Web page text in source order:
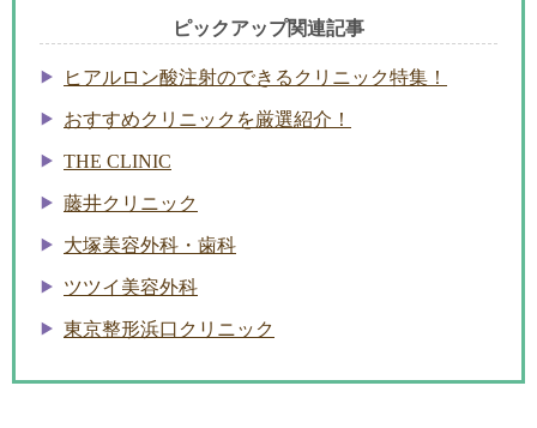
ピックアップ関連記事
ヒアルロン酸注射のできるクリニック特集！
おすすめクリニックを厳選紹介！
THE CLINIC
藤井クリニック
大塚美容外科・歯科
ツツイ美容外科
東京整形浜口クリニック